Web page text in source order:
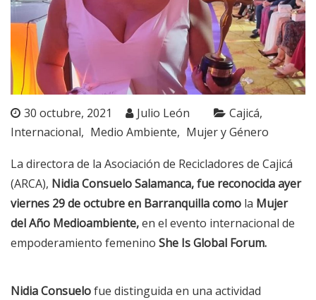
30 octubre, 2021 Julio León
Cajicá
Internacional
Medio Ambiente Mujer y Género
La directora de la Asociación de Recicladores de Cajicá
(ARCA), Nidia Consuelo Salamanca, fue reconocida ayer
viernes 29 de octubre en Barranquilla como la Mujer
del Año Medioambiente,en el evento internacional de
empoderamiento femenino She Is Global Forum.
Nidia Consuelofue distinguida en una actividad